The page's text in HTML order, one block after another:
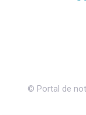
© Portal de